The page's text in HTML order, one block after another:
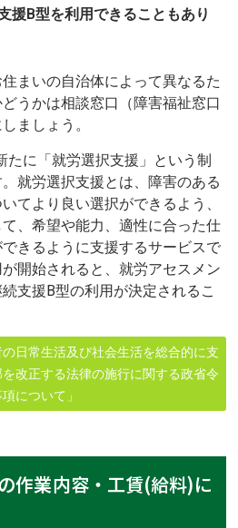
援B型を利用できることもあり
まいの自治体によって異なるた
うかは相談窓口（障害福祉窓口
ましょう。
たに「就労選択支援」という制
就労選択支援とは、障害のある
てより良い選択ができるよう、
、希望や能力、適性に合った仕
きるように支援するサービスで
開始されると、就労アセスメン
支援B型の利用が決定されるこ
日常生活及び社会生活を総合的に支
改正する法律の施行に関する政省令
について」
作業内容・工賃(給料)に